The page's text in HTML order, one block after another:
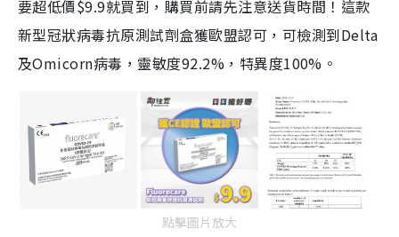
要超低價$9.9就買到，購買前請先注意送貨時間！這款
新型冠狀病毒抗原測試劑盒獲歐盟認可，可檢測到Delta
及Omicorn病毒，靈敏度92.2%，特異度100%。
點擊圖片放大